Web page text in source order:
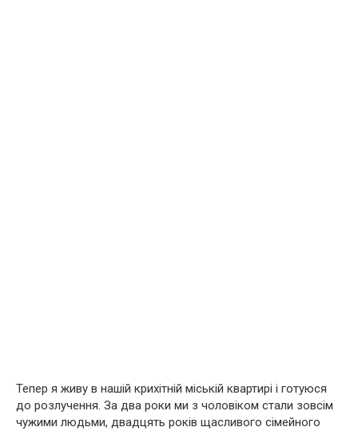
Тепер я живу в нашій крихітній міській квартирі і готуюся
до розлучення. За два роки ми з чоловіком стали зовсім
чужими людьми, двадцять років щасливого сімейного